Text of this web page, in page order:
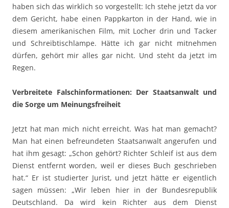
haben sich das wirklich so vorgestellt: Ich stehe jetzt da vor
dem Gericht, habe einen Pappkarton in der Hand, wie in
diesem amerikanischen Film, mit Locher drin und Tacker
und Schreibtischlampe. Hätte ich gar nicht mitnehmen
dürfen, gehört mir alles gar nicht. Und steht da jetzt im
Regen.
Verbreitete Falschinformationen: Der Staatsanwalt und
die Sorge um Meinungsfreiheit
Jetzt hat man mich nicht erreicht. Was hat man gemacht?
Man hat einen befreundeten Staatsanwalt angerufen und
hat ihm gesagt: „Schon gehört? Richter Schleif ist aus dem
Dienst entfernt worden, weil er dieses Buch geschrieben
hat.“ Er ist studierter Jurist, und jetzt hätte er eigentlich
sagen müssen: „Wir leben hier in der Bundesrepublik
Deutschland. Da wird kein Richter aus dem Dienst